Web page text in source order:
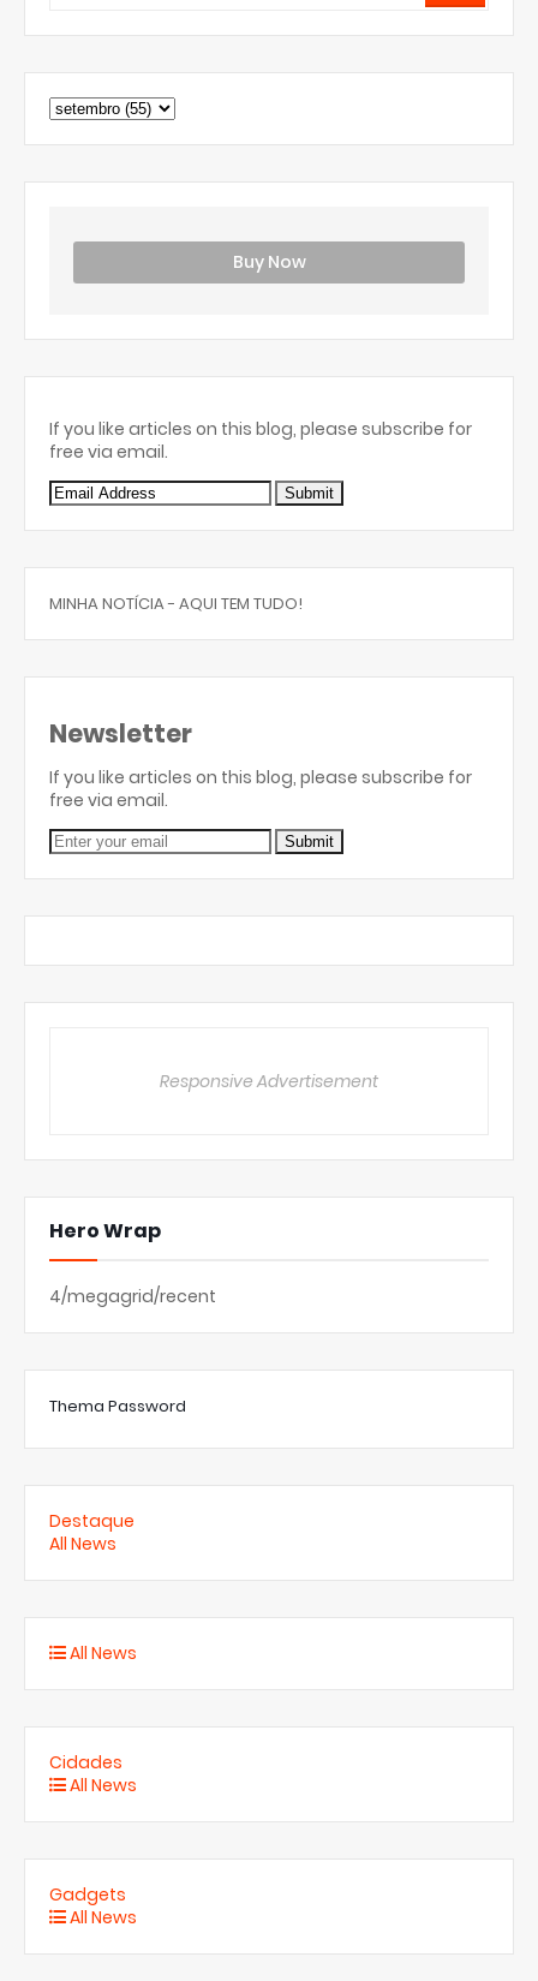
Buy Now
If you like articles on this blog, please subscribe for
free via email.
MINHA NOTÍCIA - AQUI TEM TUDO!
Newsletter
If you like articles on this blog, please subscribe for
free via email.
Responsive Advertisement
Hero Wrap
4/megagrid/recent
Thema Password
Destaque
All News
All News
Cidades
All News
Gadgets
All News